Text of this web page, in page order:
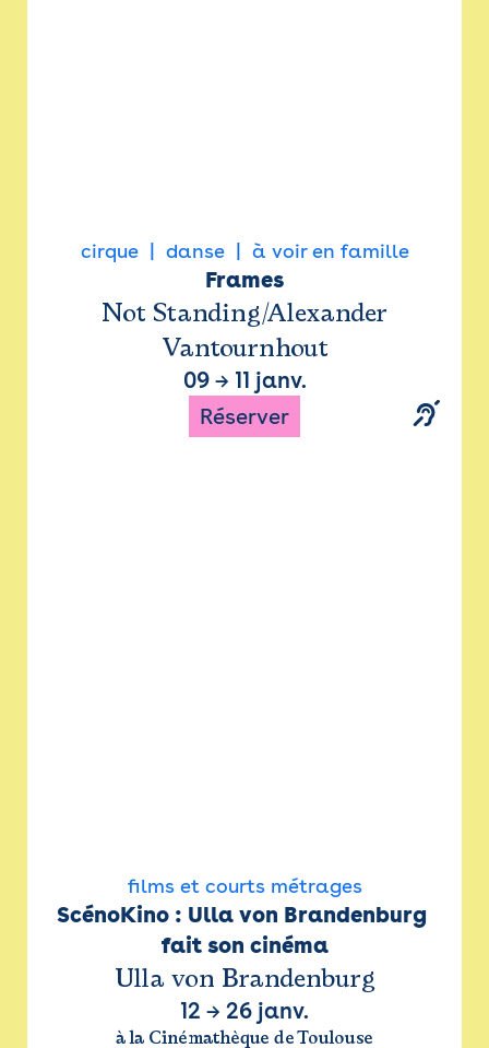
cirque danse à voir en famille
Frames
Not Standing/Alexander
Vantournhout
09→ 11 janv.
Réserver
films et courts métrages
ScénoKino : Ulla von Brandenburg
fait son cinéma
Ulla von Brandenburg
12 → 26 janv.
à la Cinémathèque de Toulouse